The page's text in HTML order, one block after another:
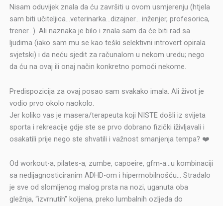
Nisam oduvijek znala da ću završiti u ovom usmjerenju (htjela
sam biti učiteljica…veterinarka…dizajner… inženjer, profesorica,
trener…). Ali naznaka je bilo i znala sam da će biti rad sa
ljudima (iako sam mu se kao teški selektivni introvert opirala
svjetski) i da neću sjedit za računalom u nekom uredu; nego
da ću na ovaj ili onaj način konkretno pomoći nekome.
Predispozicija za ovaj posao sam svakako imala. Ali život je
vodio prvo okolo naokolo.
Jer koliko vas je masera/terapeuta koji NISTE došli iz svijeta
sporta i rekreacije gdje ste se prvo dobrano fizički iživljavali i
osakatili prije nego ste shvatili i važnost smanjenja tempa? ❤️
Od workout-a, pilates-a, zumbe, capoeire, gfm-a…u kombinaciji
sa nedijagnosticiranim ADHD-om i hipermobilnošću… Stradalo
je sve od slomljenog malog prsta na nozi, uganuta oba
gležnja, “izvrnutih” koljena, preko lumbalnih ozljeda do